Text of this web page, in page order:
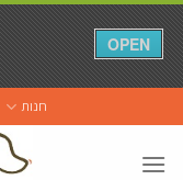
to
content
חנות
OPEN
OPEN